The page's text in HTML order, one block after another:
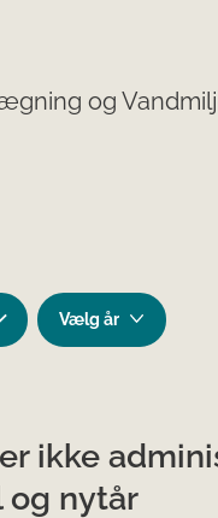
og
ikke
og nytår